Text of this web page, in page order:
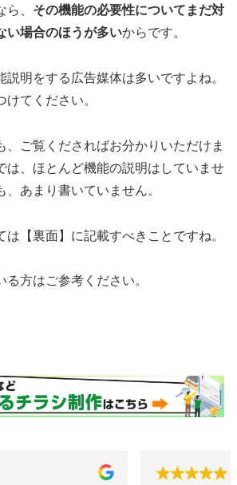
、 その機能の必要性についてまだ対
い場合のほうが多いからです。
説明をする広告媒体は多いですよね。
てください。
、ご覧くださればお分かりいただけま
は、ほとんど機能の説明はしていませ
、あまり書いていません。
は【裏面】に記載すべきことですね。
方はご参考ください。